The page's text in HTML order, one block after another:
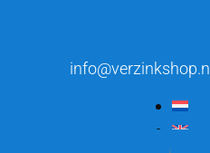
info@verzinkshop.nl